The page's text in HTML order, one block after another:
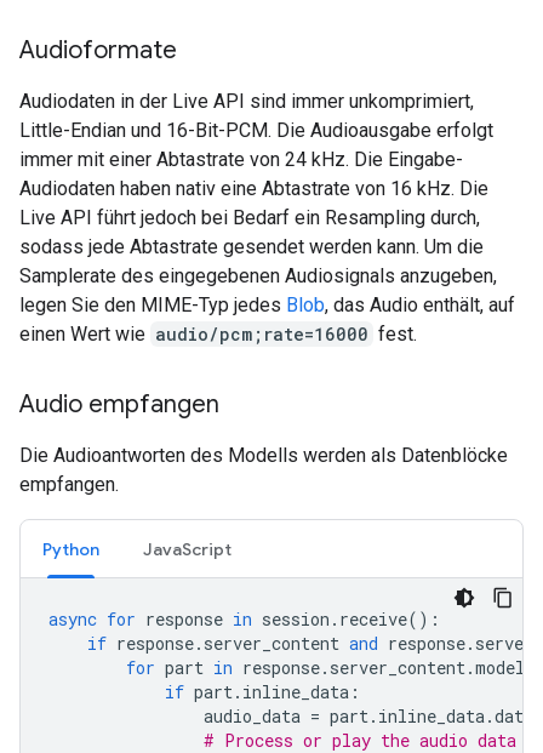
Audioformate
Audiodaten in der Live API sind immer unkomprimiert,
Little-Endian und 16-Bit-PCM. Die Audioausgabe erfolgt
immer mit einer Abtastrate von 24 kHz. Die Eingabe-
Audiodaten haben nativ eine Abtastrate von 16 kHz. Die
Live API führt jedoch bei Bedarf ein Resampling durch,
sodass jede Abtastrate gesendet werden kann. Um die
Samplerate des eingegebenen Audiosignals anzugeben,
legen Sie den MIME-Typ jedes Blob, das Audio enthält, auf
einen Wert wie audio/pcm;rate=16000 fest.
Audio empfangen
Die Audioantworten des Modells werden als Datenblöcke
empfangen.
Python JavaScript
async for response in session . receive():
if response. server_content and response.
for part in response. server_content.
if part. inline_data :
audio_data = part. inline_data.data
# Process or play the audio data